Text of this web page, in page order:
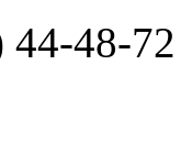
44-48-72